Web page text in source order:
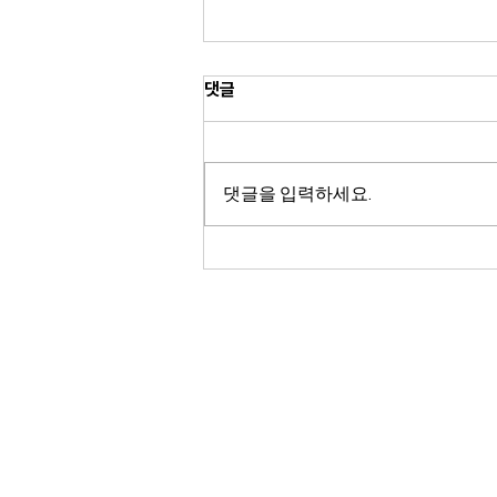
댓글
댓글을 입력하세요.